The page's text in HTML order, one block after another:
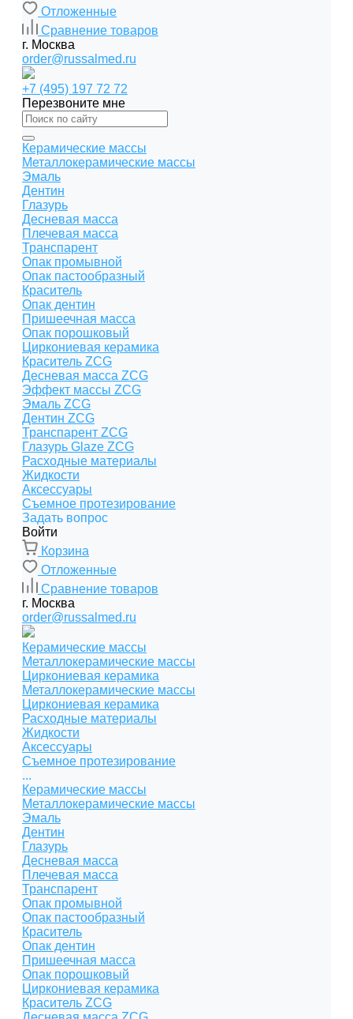
Отложенные
Сравнение товаров
г. Москва
order@russalmed.ru
+7 (495) 197 72 72
Перезвоните мне
Керамические массы
Металлокерамические массы
Эмаль
Дентин
Глазурь
Десневая масса
Плечевая масса
Транспарент
Опак промывной
Опак пастообразный
Краситель
Опак дентин
Пришеечная масса
Опак порошковый
Циркониевая керамика
Краситель ZCG
Десневая масса ZCG
Эффект массы ZCG
Эмаль ZCG
Дентин ZCG
Транспарент ZCG
Глазурь Glaze ZCG
Расходные материалы
Жидкости
Аксессуары
Съемное протезирование
Задать вопрос
Войти
Корзина
Отложенные
Сравнение товаров
г. Москва
order@russalmed.ru
Керамические массы
Металлокерамические массы
Циркониевая керамика
Металлокерамические массы
Циркониевая керамика
Расходные материалы
Жидкости
Аксессуары
Съемное протезирование
...
Керамические массы
Металлокерамические массы
Эмаль
Дентин
Глазурь
Десневая масса
Плечевая масса
Транспарент
Опак промывной
Опак пастообразный
Краситель
Опак дентин
Пришеечная масса
Опак порошковый
Циркониевая керамика
Краситель ZCG